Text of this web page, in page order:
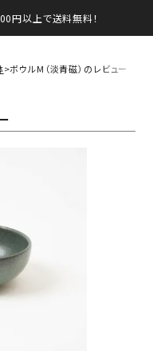
円以上で送料無料！
ボウルM（淡青磁）のレビュー